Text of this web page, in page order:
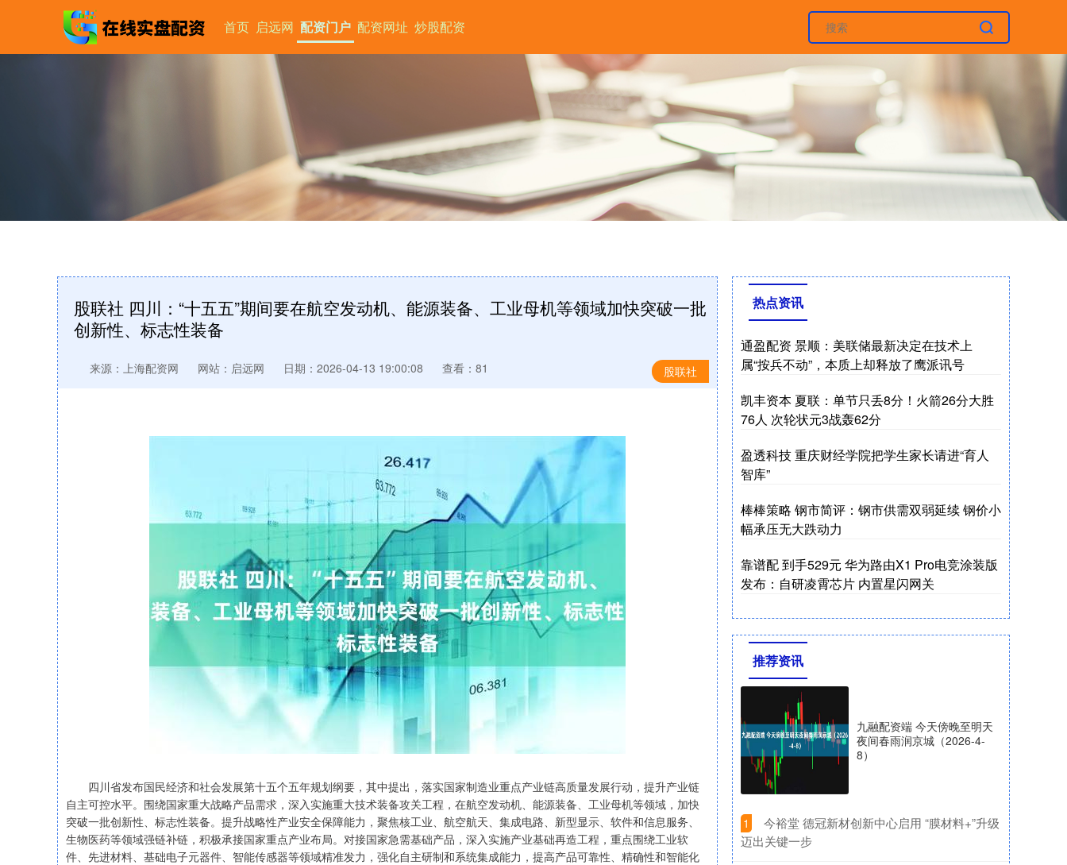
首页 启远网 配资门户 配资网址 炒股配资
股联社 四川：“十五五”期间要在航空发动机、能源装备、工业母机等领域加快突破一批
创新性、标志性装备
股联社
来源：上海配资网 网站：启远网 日期：2026-04-13 19:00:08 查看：81
四川省发布国民经济和社会发展第十五个五年规划纲要，其中提出，落实国家制造业重点产业链高质量发展行动，提升产业链
自主可控水平。围绕国家重大战略产品需求，深入实施重大技术装备攻关工程，在航空发动机、能源装备、工业母机等领域，加快
突破一批创新性、标志性装备。提升战略性产业安全保障能力，聚焦核工业、航空航天、集成电路、新型显示、软件和信息服务、
生物医药等领域强链补链，积极承接国家重点产业布局。对接国家急需基础产品，深入实施产业基础再造工程，重点围绕工业软
件、先进材料、基础电子元器件、智能传感器等领域精准发力，强化自主研制和系统集成能力，提高产品可靠性、精确性和智能化
热点资讯
通盈配资 景顺：美联储最新决定在技术上
属“按兵不动”，本质上却释放了鹰派讯号
凯丰资本 夏联：单节只丢8分！火箭26分大胜
76人 次轮状元3战轰62分
盈透科技 重庆财经学院把学生家长请进“育人
智库”
棒棒策略 钢市简评：钢市供需双弱延续 钢价小
幅承压无大跌动力
靠谱配 到手529元 华为路由X1 Pro电竞涂装版
发布：自研凌霄芯片 内置星闪网关
推荐资讯
九融配资端 今天傍晚至明天
夜间春雨润京城（2026-4-
8）
1
​今裕堂 德冠新材创新中心启用 “膜材料+”升级
迈出关键一步